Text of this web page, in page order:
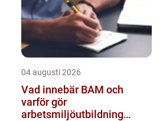
04 augusti 2026
Vad innebär BAM och
varför gör
arbetsmiljöutbildning